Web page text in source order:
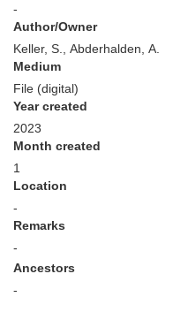
-
Author/Owner
Keller, S., Abderhalden, A.
Medium
File (digital)
Year created
2023
Month created
1
Location
-
Remarks
-
Ancestors
-